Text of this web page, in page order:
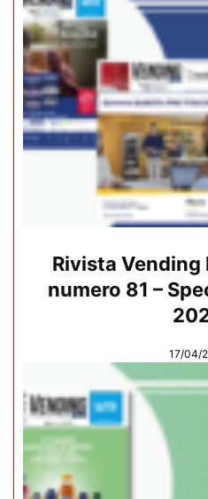
Rivista Vending
numero 81 –
17/04/